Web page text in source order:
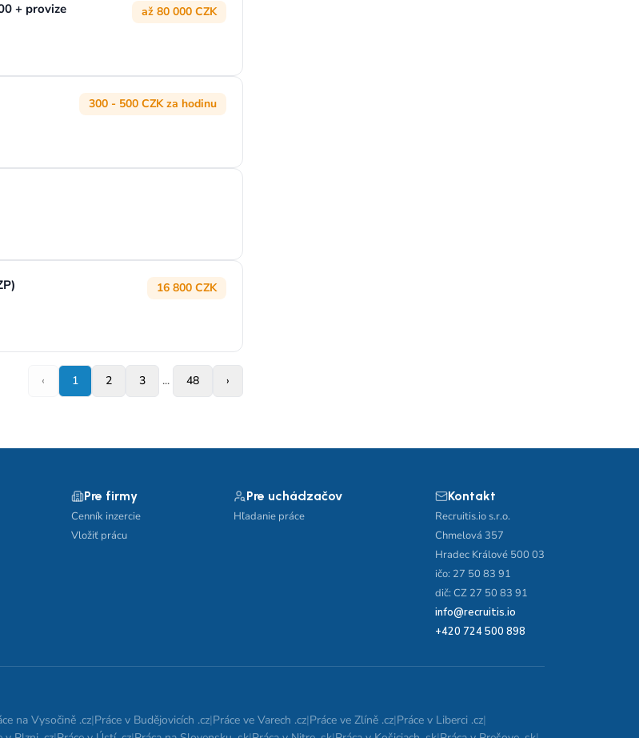
+ provize až 80 000 CZK
300 - 500 CZK za hodinu
16 800 CZK
‹ 1 2 3 ... 48 ›
Pre firmy
Cenník inzercie
Vložiť prácu
Pre uchádzačov
Hľadanie práce
Kontakt
Recruitis.io s.r.o.
Chmelová 357
Hradec Králové 500 03
ičo: 27 50 83 91
dič: CZ 27 50 83 91
info@recruitis.io
+420 724 500 898
na Vysočině .cz|Práce v Budějovicích .cz|Práce ve Varech .cz|Práce ve Zlíně .cz|Práce v Liberci .cz|